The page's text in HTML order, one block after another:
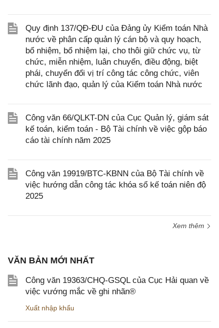
Quy định 137/QĐ-ĐU của Đảng ủy Kiểm toán Nhà
nước về phân cấp quản lý cán bộ và quy hoạch,
bổ nhiệm, bổ nhiệm lại, cho thôi giữ chức vụ, từ
chức, miễn nhiệm, luân chuyển, điều động, biệt
phái, chuyển đổi vị trí công tác công chức, viên
chức lãnh đạo, quản lý của Kiểm toán Nhà nước
Công văn 66/QLKT-DN của Cục Quản lý, giám sát
kế toán, kiểm toán - Bộ Tài chính về việc gộp báo
cáo tài chính năm 2025
Công văn 19919/BTC-KBNN của Bộ Tài chính về
việc hướng dẫn công tác khóa sổ kế toán niên độ
2025
Xem thêm
VĂN BẢN MỚI NHẤT
Công văn 19363/CHQ-GSQL của Cục Hải quan về
việc vướng mắc về ghi nhãn®
Xuất nhập khẩu